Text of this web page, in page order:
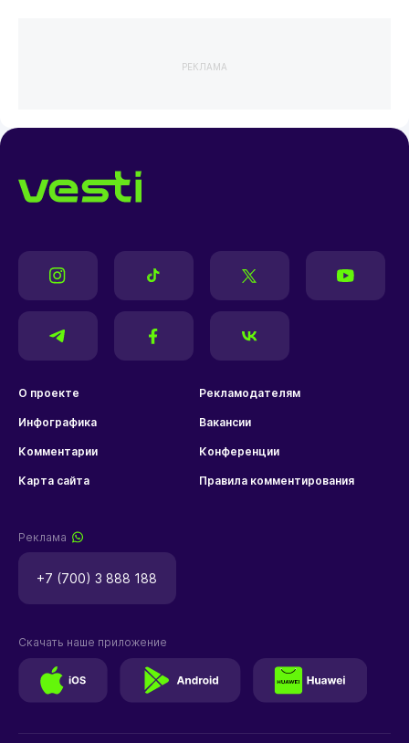
РЕКЛАМА
О проекте Рекламодателям
Инфографика Вакансии
Комментарии Конференции
Карта сайта Правила комментирования
Реклама
+7 (700) 3 888 188
Скачать наше приложение